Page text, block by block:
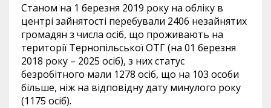
Станом на 1 березня 2019 року на обліку в
центрі зайнятості перебували 2406 незайнятих
громадян з числа осіб, що проживають на
території Тернопільської ОТГ (на 01 березня
2018 року – 2025 осіб), з них статус
безробітного мали 1278 осіб, що на 103 особи
більше, ніж на відповідну дату минулого року
(1175 осіб).